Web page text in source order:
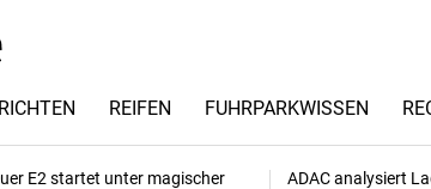
REIFEN FUHRPARKWISSEN
E2 startet unter magischer
ADAC analysiert